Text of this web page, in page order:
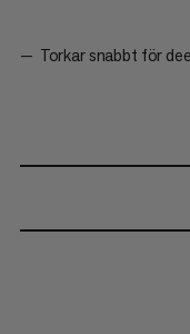
Torkar snabbt för